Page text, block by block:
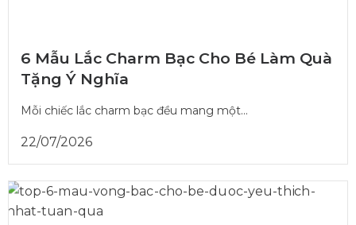
6 Mẫu Lắc Charm Bạc Cho Bé Làm Quà
Tặng Ý Nghĩa
Mỗi chiếc lắc charm bạc đều mang một...
22/07/2026